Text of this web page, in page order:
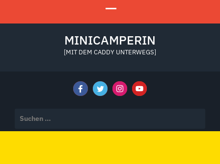
MINICAMPERIN
[MIT DEM CADDY UNTERWEGS]
nach: